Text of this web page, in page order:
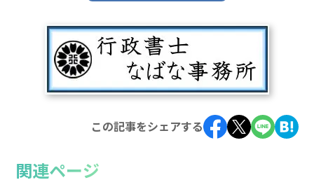
この記事をシェアする
関連ページ